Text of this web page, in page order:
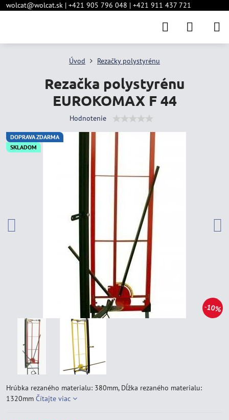
wolcat@wolcat.sk | +421 905 796 048 | +421 911 437 721
DOPRAVA ZDARMA
SKLADOM
10%
Úvod Rezačky polystyrénu
Rezačka polystyrénu
EUROKOMAX F 44
Hodnotenie
Hrúbka rezaného materialu: 380mm, Dĺžka rezaného materialu:
1320mm Čítajte viac